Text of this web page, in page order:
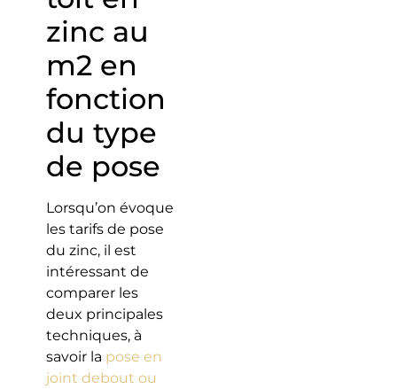
zinc au
m2 en
fonction
du type
de pose
Lorsqu’on évoque
les tarifs de pose
du zinc, il est
intéressant de
comparer les
deux principales
techniques, à
savoir la pose en
joint debout ou